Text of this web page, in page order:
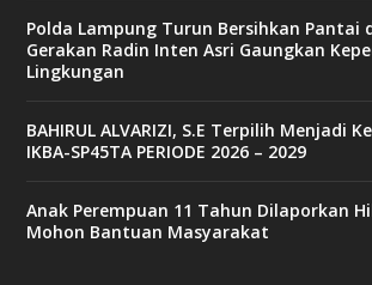
Polda Lampung Turun Bersihkan Pantai
Gerakan Radin Inten Asri Gaungkan
Lingkungan
BAHIRUL ALVARIZI, S.E Terpilih Menjadi
IKBA-SP45TA PERIODE 2026 – 2029
Anak Perempuan 11 Tahun Dilaporkan
Mohon Bantuan Masyarakat